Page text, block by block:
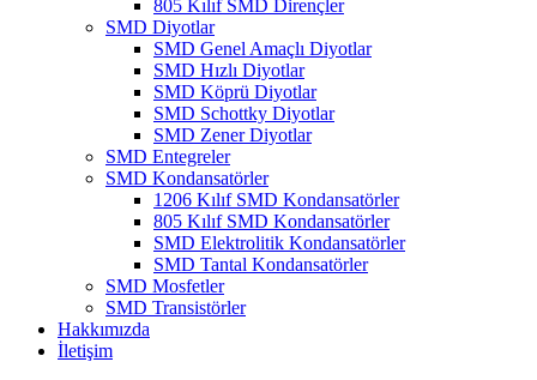
805 Kılıf SMD Dirençler
SMD Diyotlar
SMD Genel Amaçlı Diyotlar
SMD Hızlı Diyotlar
SMD Köprü Diyotlar
SMD Schottky Diyotlar
SMD Zener Diyotlar
SMD Entegreler
SMD Kondansatörler
1206 Kılıf SMD Kondansatörler
805 Kılıf SMD Kondansatörler
SMD Elektrolitik Kondansatörler
SMD Tantal Kondansatörler
SMD Mosfetler
SMD Transistörler
Hakkımızda
İletişim